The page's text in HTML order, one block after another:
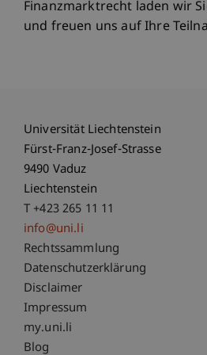
Finanzmarktrecht laden wir
und freuen uns auf Ihre
Universität Liechtenstein
Fürst-Franz-Josef-Strasse
9490 Vaduz
Liechtenstein
T +423 265 11 11
info@uni.li
Fußzeile Rechtliche
Rechtssammlung
Datenschutzerklärung
Disclaimer
Impressum
Fußzeile Subdomain-
my.uni.li
Blog